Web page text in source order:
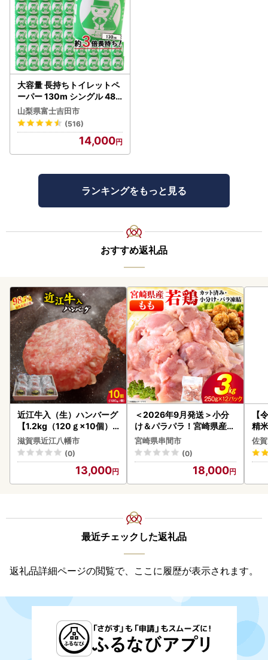
大容量 長持ちトイレットペ
ーパー 130m シングル 48R
芯なし 3倍巻 トイレット
山梨県富士吉田市
(516)
14,000
ランキングをもっと見る
おすすめ返礼品
近江牛入（生）ハンバーグ
【1.2kg（120ｇ×10個）
】【AG09W】
滋賀県近江八幡市
(0)
13,000
＜2026年9月発送＞小分
け＆パラパラ！宮崎県産鶏
ももカット合計3kg_K043
-009-2609
宮崎県串間市
(0)
18,000
【
精
佐
最近チェックした返礼品
返礼品詳細ページの閲覧で、ここに履歴が表示されます。